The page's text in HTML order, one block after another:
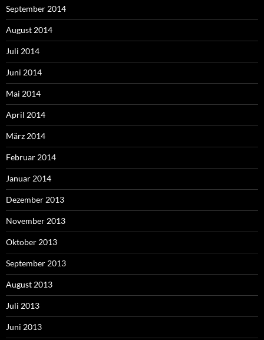
September 2014
August 2014
Juli 2014
Juni 2014
Mai 2014
April 2014
März 2014
Februar 2014
Januar 2014
Dezember 2013
November 2013
Oktober 2013
September 2013
August 2013
Juli 2013
Juni 2013